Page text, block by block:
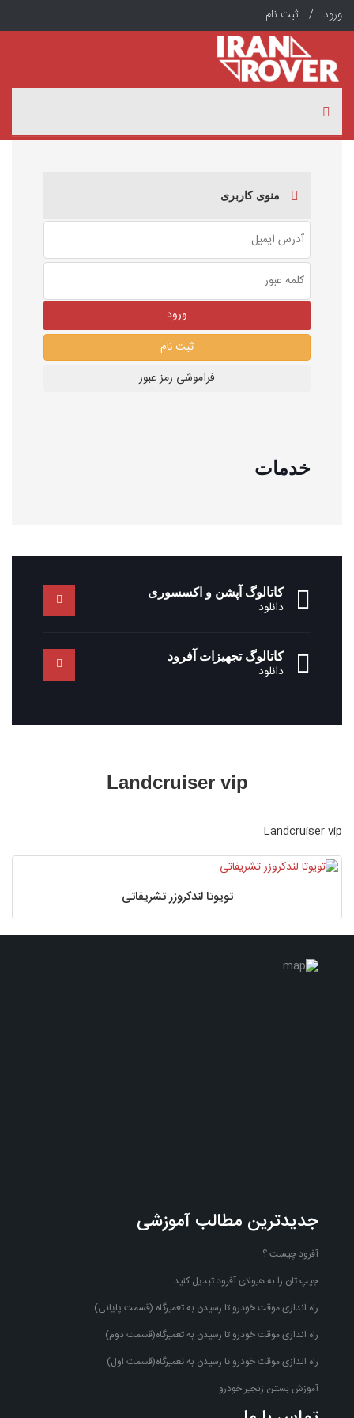
ورود / ثبت نام
منوی کاربری
خدمات
کاتالوگ آپشن و اکسسوری
دانلود
کاتالوگ تجهیزات آفرود
دانلود
Landcruiser vip
Landcruiser vip
تویوتا لندکروزر تشریفاتی
جدیدترین مطالب آموزشی
آفرود چیست ؟
جیپ تان را به هیولای آفرود تبدیل کنید
راه اندازی موقت خودرو تا رسیدن به تعمیرگاه (قسمت پایانی)
راه اندازی موقت خودرو تا رسیدن به تعمیرگاه(قسمت دوم)
راه اندازی موقت خودرو تا رسیدن به تعمیرگاه(قسمت اول)
آموزش بستن زنجیر خودرو